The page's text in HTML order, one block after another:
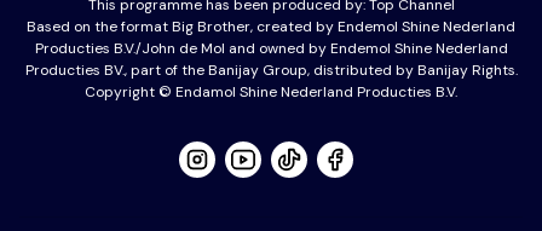
This programme has been produced by:Top Channel
Based on the format Big Brother, created by Endemol Shine Nederland
Producties B.V./John de Mol and owned by Endemol Shine Nederland
Producties BV., part of the Banijay Group, distributed by Banijay Rights.
Copyright © Endamol Shine Nederland Producties B.V.